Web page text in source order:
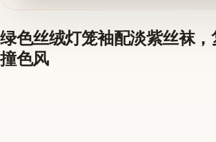
绿色丝绒灯笼袖配淡紫丝袜
撞色风